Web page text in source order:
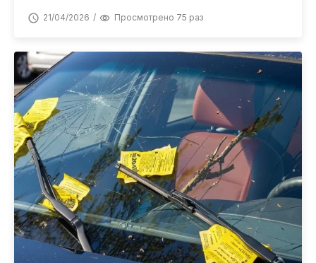
21/04/2026 Просмотрено 75 раз